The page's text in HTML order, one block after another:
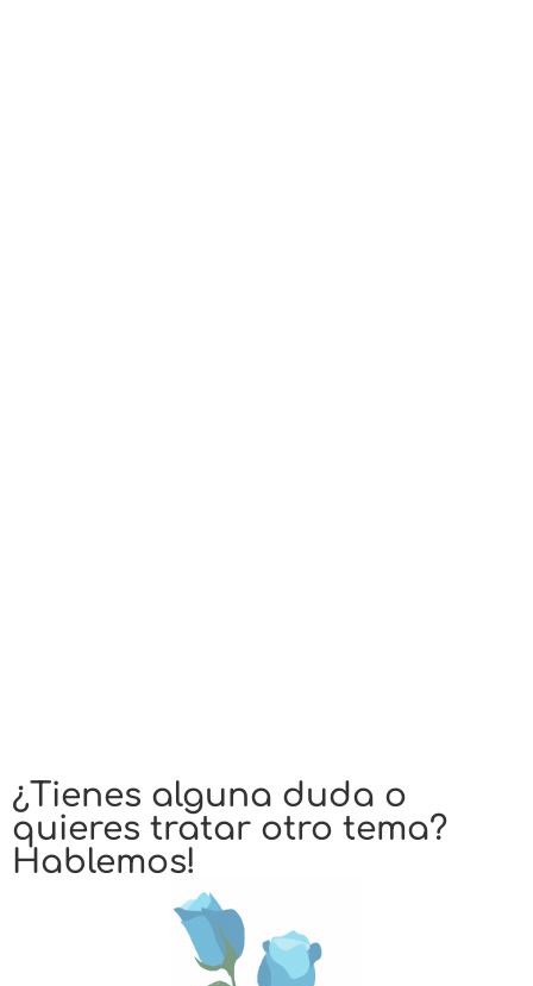
¿Tienes alguna duda o
quieres tratar otro tema?
Hablemos!